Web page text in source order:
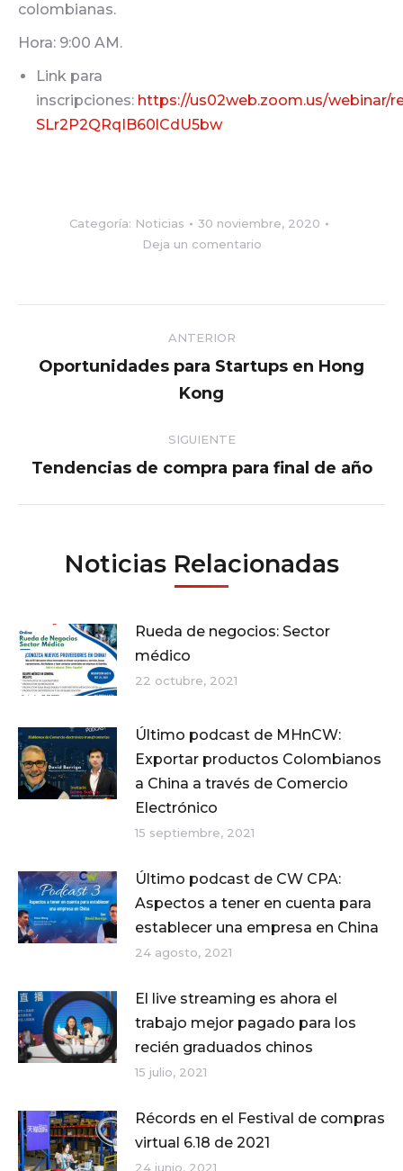
colombianas.
Hora: 9:00 AM.
Link para
inscripciones: https://us02web.zoom.us/webinar/
SLr2P2QRqIB60lCdU5bw
Categoría: Noticias
30 noviembre, 2020
Deja un comentario
Navegación
entre
publicaciones
ANTERIOR
Publicación
anterior:
Oportunidades para Startups en Hong
Kong
SIGUIENTE
Publicación
Tendencias de compra para final de año
Noticias Relacionadas
Rueda de negocios: Sector
médico
22 octubre, 2021
Último podcast de MHnCW:
Exportar productos Colombianos
a China a través de Comercio
Electrónico
15 septiembre, 2021
Último podcast de CW CPA:
Aspectos a tener en cuenta para
establecer una empresa en China
24 agosto, 2021
El live streaming es ahora el
trabajo mejor pagado para los
recién graduados chinos
15 julio, 2021
Récords en el Festival de compras
virtual 6.18 de 2021
24 junio, 2021